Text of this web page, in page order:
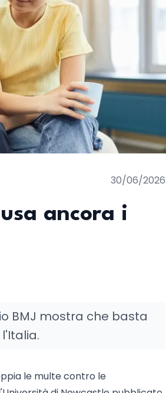
30/06/2026
ancora i
BMJ mostra che basta
le multe contro le